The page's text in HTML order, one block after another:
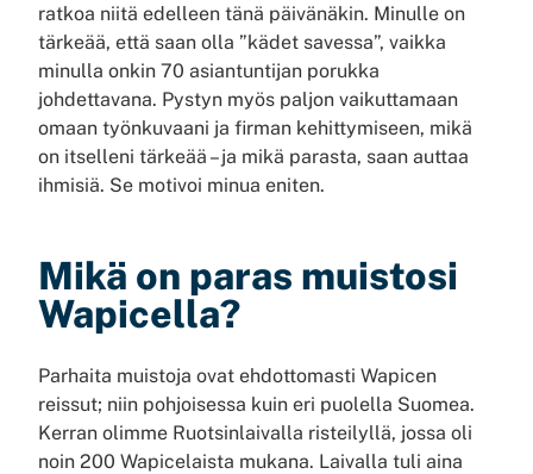
ratkoa niitä edelleen tänä päivänäkin. Minulle on
tärkeää, että saan olla ”kädet savessa”, vaikka
minulla onkin 70 asiantuntijan porukka
johdettavana. Pystyn myös paljon vaikuttamaan
omaan työnkuvaani ja firman kehittymiseen, mikä
on itselleni tärkeää – ja mikä parasta, saan auttaa
ihmisiä. Se motivoi minua eniten.
Mikä on paras muistosi
Wapicella?
Parhaita muistoja ovat ehdottomasti Wapicen
reissut; niin pohjoisessa kuin eri puolella Suomea.
Kerran olimme Ruotsinlaivalla risteilyllä, jossa oli
noin 200 Wapicelaista mukana. Laivalla tuli aina